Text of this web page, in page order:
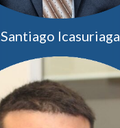
Santiago Icasuriaga